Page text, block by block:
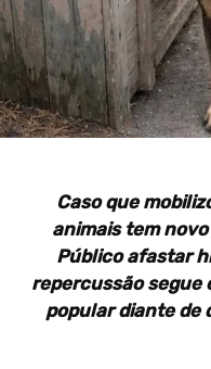
Caso que
animais tem
Público afastar
repercussão segue
popular diante de